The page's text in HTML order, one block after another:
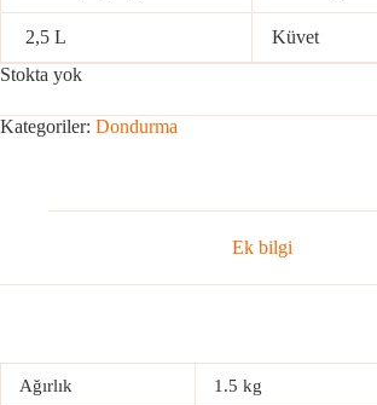
2,5 L
Küvet
Stokta yok
Kategoriler: Dondurma
Ek bilgi
Ağırlık 1.5 kg